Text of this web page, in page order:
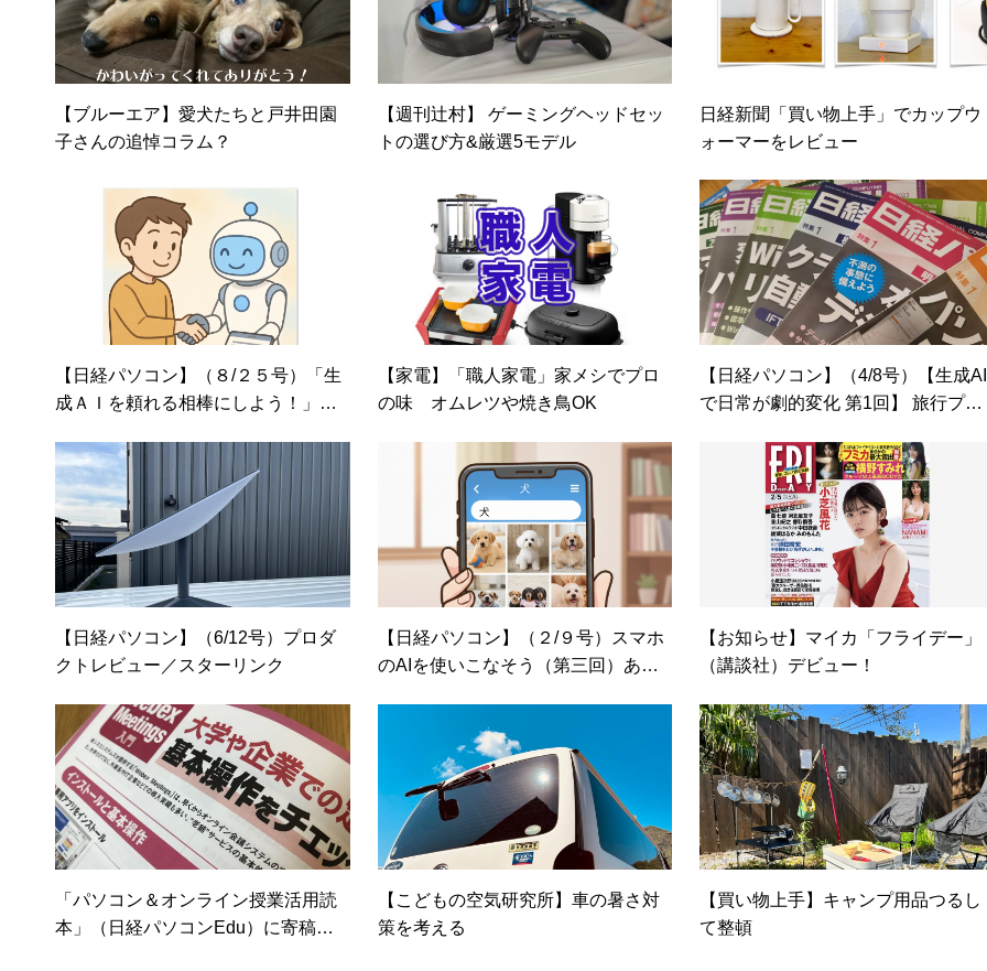
【ブルーエア】愛犬たちと戸井田園
子さんの追悼コラム？
【週刊辻村】 ゲーミングヘッドセッ
トの選び方&厳選5モデル
日経新聞「買い物上手」でカップウ
ォーマーをレビュー
【日経パソコン】（８/２５号）「生
成ＡＩを頼れる相棒にしよう！」第
改善」
【家電】「職人家電」家メシでプロ
の味 オムレツや焼き鳥OK
【日経パソコン】（4/8号）【生成AI
で日常が劇的変化 第1回】 旅行プラ
【日経パソコン】（6/12号）プロダ
クトレビュー／スターリンク
【日経パソコン】（２/９号）スマホ
のAIを使いこなそう（第三回）あな
【お知らせ】マイカ「フライデー」
（講談社）デビュー！
「パソコン＆オンライン授業活用読
本」（日経パソコンEdu）に寄稿し
【こどもの空気研究所】車の暑さ対
策を考える
【買い物上手】キャンプ用品つるし
て整頓